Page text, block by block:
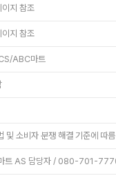
이지 참조
이지 참조
ABC마트
및 소비자 분쟁 해결 기준에 따
트 AS 담당자 / 080-701-